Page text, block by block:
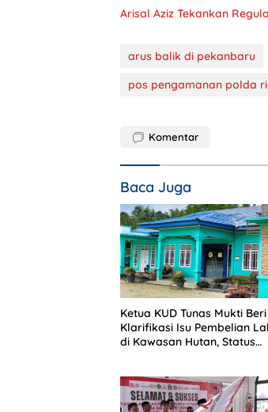
Arisal Aziz Tekankan
arus balik di pekanbaru
pos pengamanan polda
Komentar
Baca Juga
Ketua KUD Tunas Mukti Beri
Klarifikasi Isu Pembelian
di Kawasan Hutan, Status